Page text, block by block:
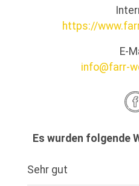
https://
E-
info@farr-
Es wurden folgende
Sehr gut